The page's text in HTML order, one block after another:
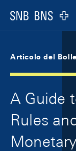
Logo
Articolo del
A Guide
Rules